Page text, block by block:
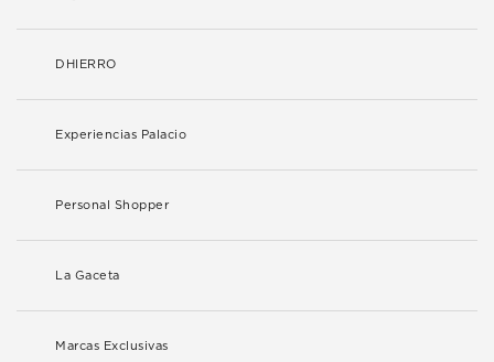
DHIERRO
Experiencias Palacio
Personal Shopper
La Gaceta
Marcas Exclusivas